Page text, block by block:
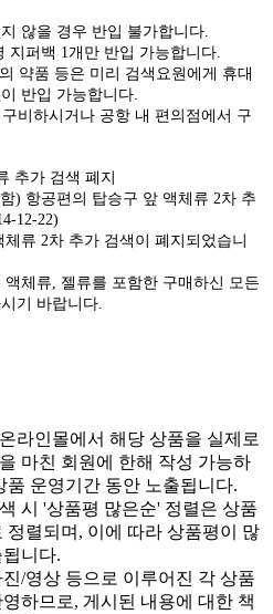
않을 경우 반입 불가합니다.
지퍼백 1개만 반입 가능합니다.
약품 등은 미리 검색요원에게 휴대
반입 가능합니다.
비하시거나 공항 내 편의점에서 구
추가 검색 폐지
) 항공편의 탑승구 앞 액체류 2차 추
12-22)
류 2차 추가 검색이 폐지되었습니
액체류, 젤류를 포함한 구매하신 모든
기 바랍니다.
라인몰에서 해당 상품을 실제로
마친 회원에 한해 작성 가능하
품 운영기간 동안 노출됩니다.
시 '상품평 많은순' 정렬은 상품
정렬되며, 이에 따라 상품평이 많
니다.
/영상 등으로 이루어진 각 상품
하므로, 게시된 내용에 대한 책